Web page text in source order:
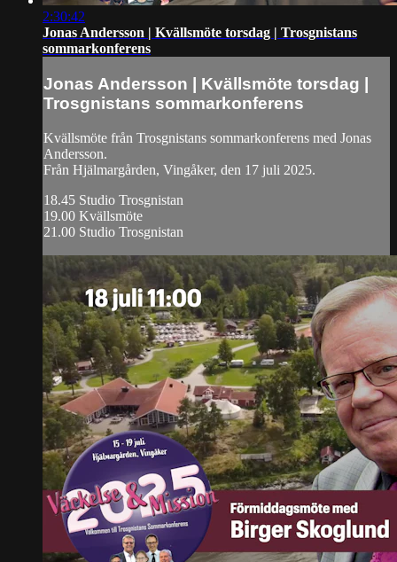
2:30:42
Jonas Andersson | Kvällsmöte torsdag | Trosgnistans
sommarkonferens
Jonas Andersson | Kvällsmöte torsdag |
Trosgnistans sommarkonferens
Kvällsmöte från Trosgnistans sommarkonferens med Jonas
Andersson.
Från Hjälmargården, Vingåker, den 17 juli 2025.
18.45 Studio Trosgnistan
19.00 Kvällsmöte
21.00 Studio Trosgnistan